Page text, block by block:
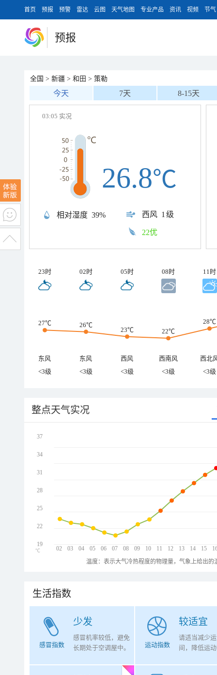
首页 预报 预警 雷达 云图 天气地图 专业产品 资讯 视频 节气
预报
全国 > 新疆 > 和田 > 策勒
今天 7天 8-15天
03:05 实况
相对湿度 39% 西风 1级
26.8℃
22优
23时 02时 05时 08时 11时
27℃ 26℃
23℃ 22℃
28℃
东风 东风 西风 西南风
西北
<3级
<3级 <3级 <3级 <3级
整点天气实况
02 03 04 05 06 07 08 09 10 11 12 13 14 15
37
34
31
28
25
22
19
℃
温度：表示大气冷热程度的物理量，气象上给出
生活指数
少发
感冒指数
感冒机率较低，避免
长期处于空调屋中。
较适宜
运动指数
请适当减少
间，降低运